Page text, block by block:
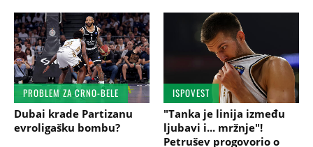
PROBLEM ZA CRNO-BELE
Dubai krade Partizanu
evroligašku bombu?
ISPOVEST
"Tanka je linija između
ljubavi i... mržnje"!
Petrušev progovorio o